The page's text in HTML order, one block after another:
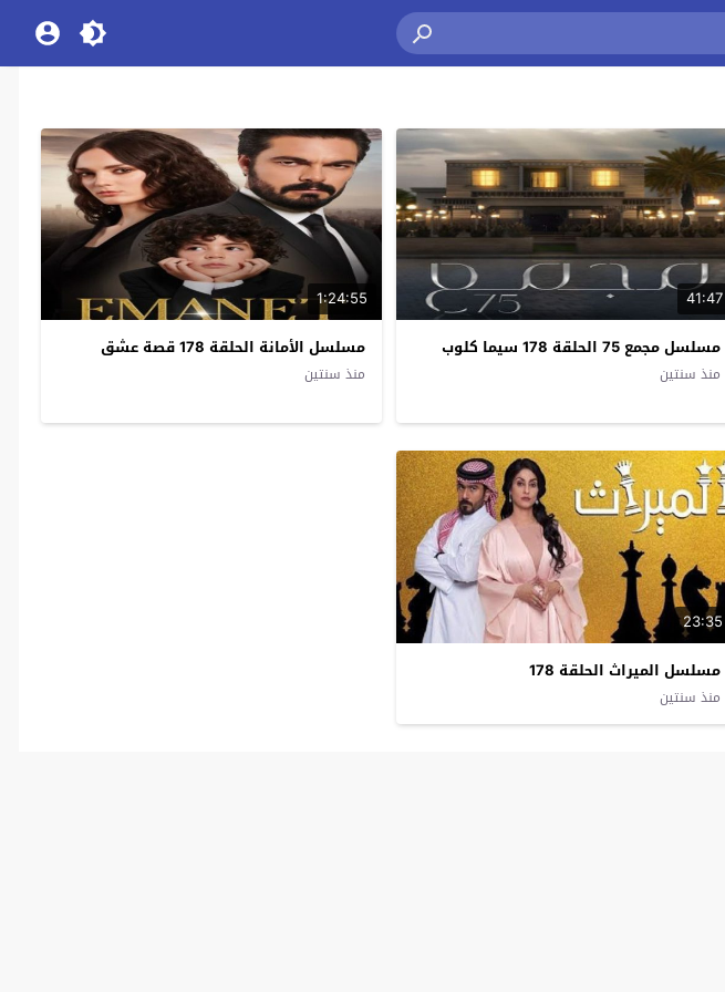
41:47
مسلسل مجمع 75 الحلقة 178 سيما كلوب
منذ سنتين
1:24:55
مسلسل الأمانة الحلقة 178 قصة عشق
منذ سنتين
23:35
مسلسل الميراث الحلقة 178
منذ سنتين